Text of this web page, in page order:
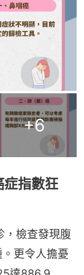
+6
症指數狂
，檢查發現腹
更令人擔憂